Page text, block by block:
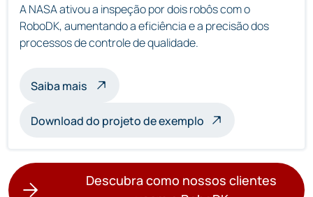
A NASA ativou a inspeção por dois robôs com o
RoboDK, aumentando a eficiência e a precisão dos
processos de controle de qualidade.
Saiba maissobre a inspeção com vários robôs
Download do projeto de exemplo
Descubra como nossos clientes